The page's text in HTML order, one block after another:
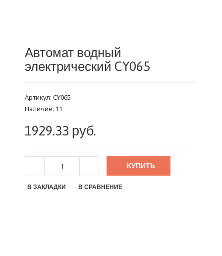
Автомат водный
электрический CY065
Артикул: CY065
Наличие: 11
1929.33 руб.
КУПИТЬ
В ЗАКЛАДКИ В СРАВНЕНИЕ